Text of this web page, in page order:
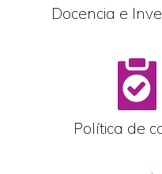
Docencia e
Política de